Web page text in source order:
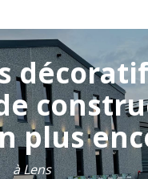
plus
à Lens